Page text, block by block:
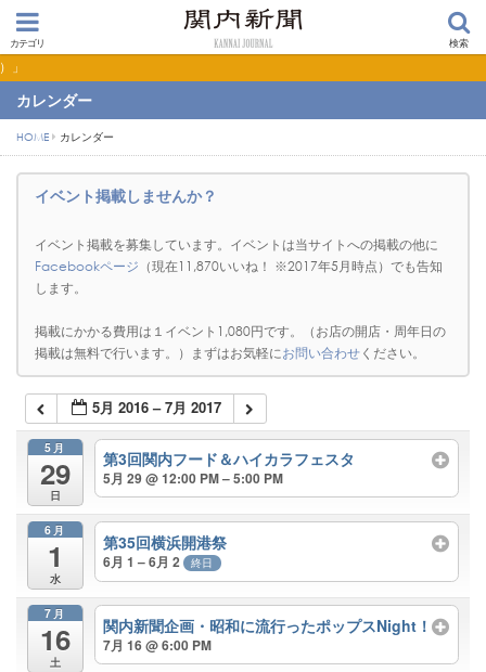
カテゴリ 検索
【PR】横浜の暮らしを便利にするショップ検索サイト「BaySHOPs（ベイショッ
カレンダー
HOME カレンダー
イベント掲載しませんか？
イベント掲載を募集しています。イベントは当サイトへの掲載の他に
Facebookページ （現在11,870いいね！ ※2017年5月時点）でも告知
します。
掲載にかかる費用は１イベント1,080円です。（お店の開店・周年日の
掲載は無料で行います。）まずはお気軽にお問い合わせください。
5月 2016 – 7月 2017
5月
29
日
第3回関内フード＆ハイカラフェスタ
5月 29 @ 12:00 PM – 5:00 PM
6月
1
水
第35回横浜開港祭
6月 1 – 6月 2 終日
7月
16
土
関内新聞企画・昭和に流行ったポップスNight！
7月 16 @ 6:00 PM